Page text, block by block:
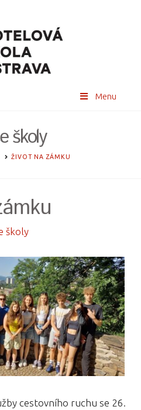
Menu
školy
ŽIVOT NA ZÁMKU
školy
cestovního ruchu se 26.